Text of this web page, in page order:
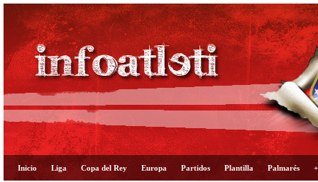
Inicio Liga Copa del Rey Europa Partidos Plantilla Palmarés